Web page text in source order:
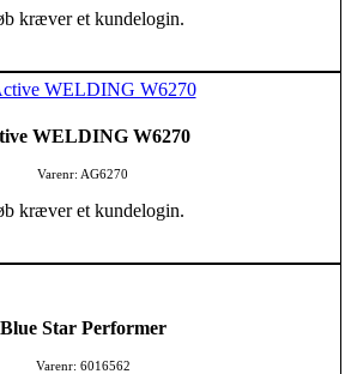
kræver et kundelogin.
WELDING W6270
Varenr: AG6270
kræver et kundelogin.
Blue Star Performer
Varenr: 6016562